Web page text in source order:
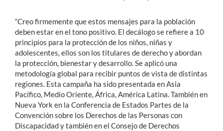
“Creo firmemente que estos mensajes para la población
deben estar en el tono positivo. El decálogo se refiere a 10
principios para la protección de los niños, niñas y
adolescentes, ellos son los titulares de derecho y abordan
la protección, bienestar y desarrollo. Se aplicó una
metodología global para recibir puntos de vista de distintas
regiones. Esta campaña ha sido presentada en Asia
Pacífico, Medio Oriente, África, América Latina. También en
Nueva York en la Conferencia de Estados Partes de la
Convención sobre los Derechos de las Personas con
Discapacidad y también en el Consejo de Derechos